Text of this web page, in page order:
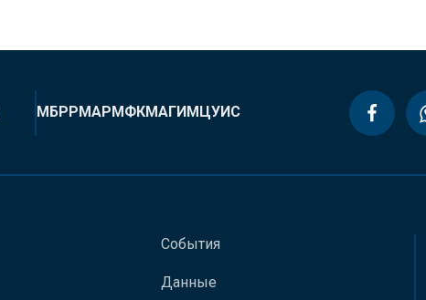
МБРРМАРМФКМАГИМЦУИС
События
Данные